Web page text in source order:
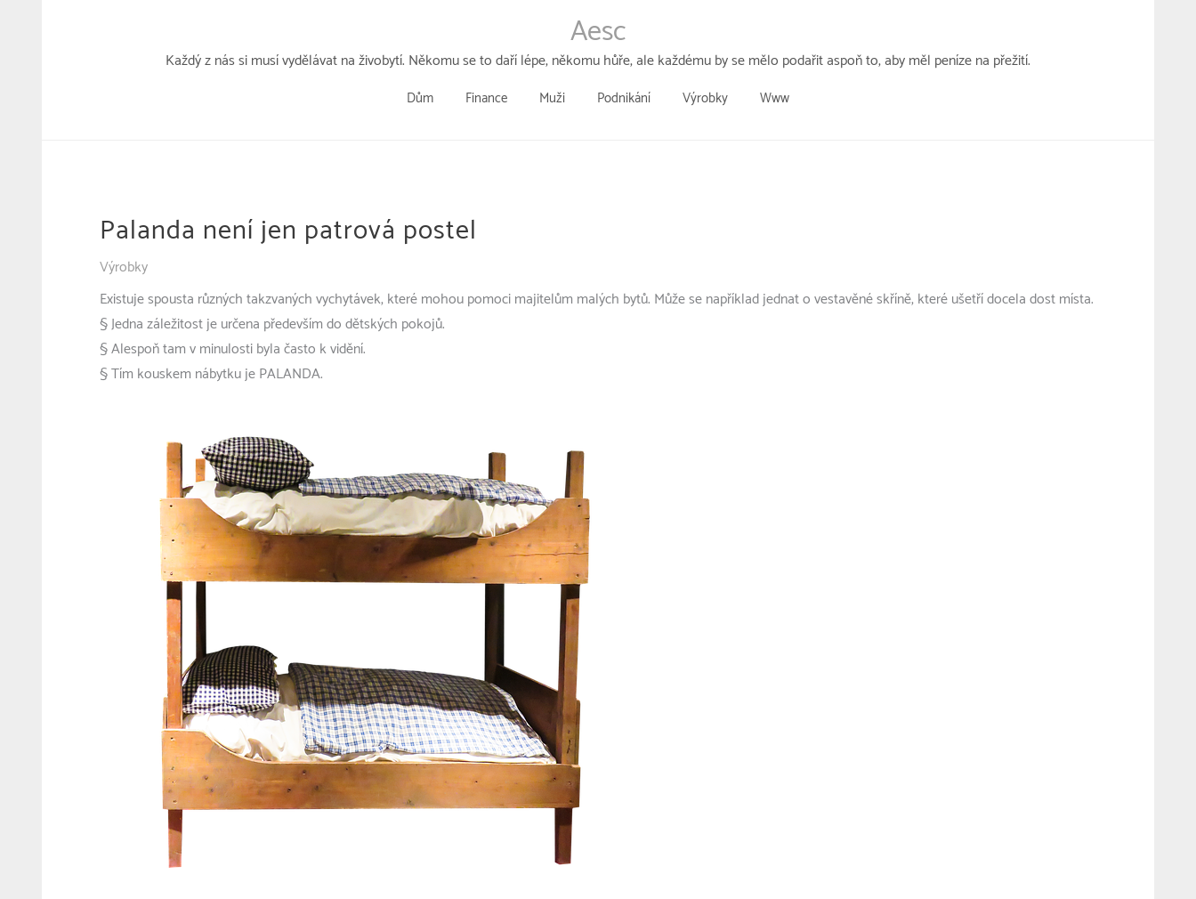
Aesc
Každý z nás si musí vydělávat na živobytí. Někomu se to daří lépe, někomu hůře, ale každému by se mělo podařit aspoň to, aby měl peníze na přežití.
Dům Finance Muži Podnikání Výrobky Www
Palanda není jen patrová postel
Výrobky
Existuje spousta různých takzvaných vychytávek, které mohou pomoci majitelům malých bytů. Může se například jednat o vestavěné skříně, které ušetří docela dost místa.
§ Jedna záležitost je určena především do dětských pokojů.
§ Alespoň tam v minulosti byla často k vidění.
§ Tím kouskem nábytku je PALANDA.